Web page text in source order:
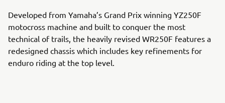
Developed from Yamaha’s Grand Prix winning YZ250F
motocross machine and built to conquer the most
technical of trails, the heavily revised WR250F features a
redesigned chassis which includes key refinements for
enduro riding at the top level.